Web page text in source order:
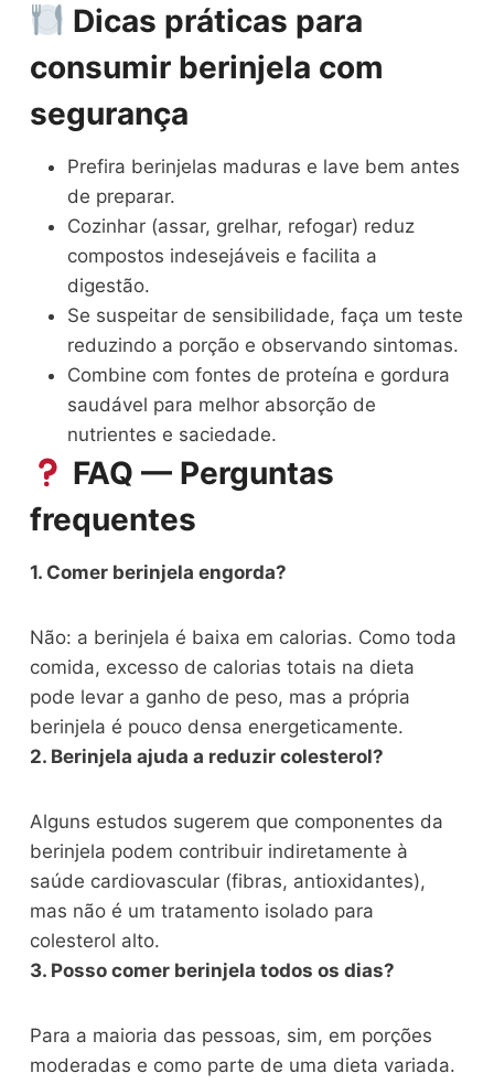
Dicas práticas para
consumir berinjela com
segurança
Prefira berinjelas maduras e lave bem antes
de preparar.
Cozinhar (assar, grelhar, refogar) reduz
compostos indesejáveis e facilita a
digestão.
Se suspeitar de sensibilidade, faça um teste
reduzindo a porção e observando sintomas.
Combine com fontes de proteína e gordura
saudável para melhor absorção de
nutrientes e saciedade.
FAQ — Perguntas
frequentes
1. Comer berinjela engorda?
Não: a berinjela é baixa em calorias. Como toda
comida, excesso de calorias totais na dieta
pode levar a ganho de peso, mas a própria
berinjela é pouco densa energeticamente.
2. Berinjela ajuda a reduzir colesterol?
Alguns estudos sugerem que componentes da
berinjela podem contribuir indiretamente à
saúde cardiovascular (fibras, antioxidantes),
mas não é um tratamento isolado para
colesterol alto.
3. Posso comer berinjela todos os dias?
Para a maioria das pessoas, sim, em porções
moderadas e como parte de uma dieta variada.